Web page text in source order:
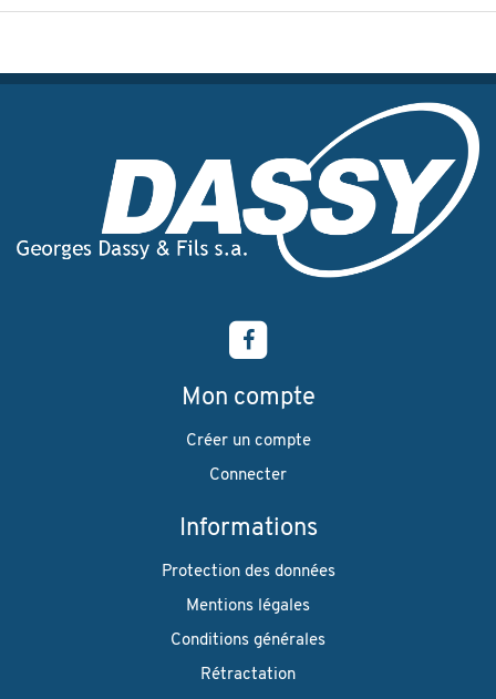
Mon compte
Créer un compte
Connecter
Informations
Protection des données
Mentions légales
Conditions générales
Rétractation